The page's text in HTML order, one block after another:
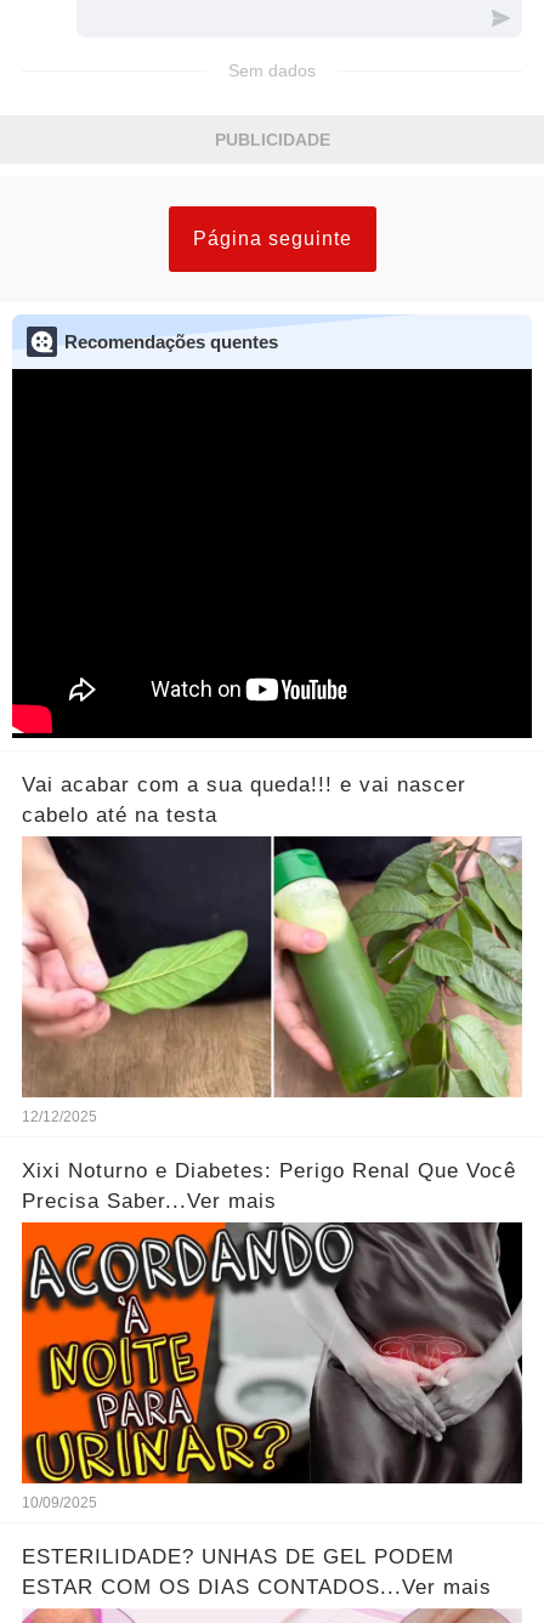
Sem dados
PUBLICIDADE
Página seguinte
Recomendações quentes
Vai acabar com a sua queda!!! e vai nascer
cabelo até na testa
12/12/2025
Xixi Noturno e Diabetes: Perigo Renal Que Você
Precisa Saber...Ver mais
10/09/2025
ESTERILIDADE? UNHAS DE GEL PODEM
ESTAR COM OS DIAS CONTADOS...Ver mais